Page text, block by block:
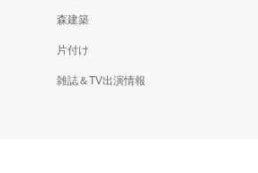
森建築
片付け
雑誌＆TV出演情報